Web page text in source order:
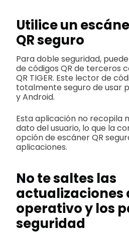
Utilice un
QR seguro
Para doble seguridad,
de códigos QR de terceros
QR TIGER. Este lector de
totalmente seguro de usar
y Android.
Esta aplicación no recopila
dato del usuario, lo que la
opción de escáner QR
aplicaciones.
No te saltes las
actualizaciones
operativo y los
seguridad